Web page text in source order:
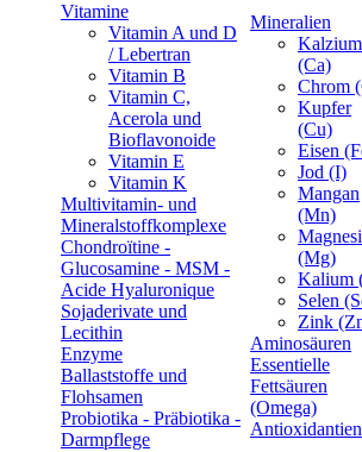
Vitamine
Vitamin A und D
/ Lebertran
Vitamin B
Vitamin C,
Acerola und
Bioflavonoide
Vitamin E
Vitamin K
Multivitamin- und
Mineralstoffkomplexe
Chondroïtine -
Glucosamine - MSM -
Acide Hyaluronique
Sojaderivate und
Lecithin
Enzyme
Ballaststoffe und
Flohsamen
Probiotika - Präbiotika -
Darmpflege
Mineralien
Kalzium
(Ca)
Chrom
Kupfer
(Cu)
Eisen
Jod (I)
Mangan
(Mn)
(Mg)
Kalium
Selen
Zink
Aminosäuren
Essentielle
Fettsäuren
(Omega)
Antioxidantien